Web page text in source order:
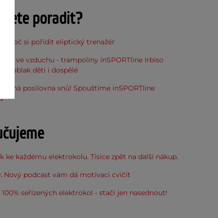
poradit?
proč si pořídit eliptický trenažér
ve vzduchu - trampolíny inSPORTline Irbiso
do oblak děti i dospělé
posilovna snů! Spouštíme inSPORTline
ke každému elektrokolu. Tisíce zpět na další nákup.
Nový podcast vám dá motivaci cvičit
100% seřízených elektrokol - stačí jen nasednout!